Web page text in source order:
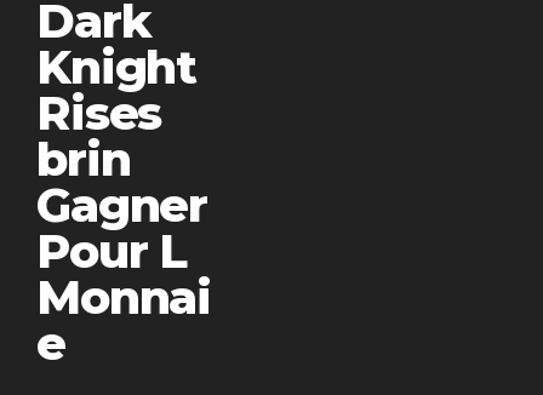
Dark
Knight
Rises
brin
Gagner
Pour L
Monnai
e